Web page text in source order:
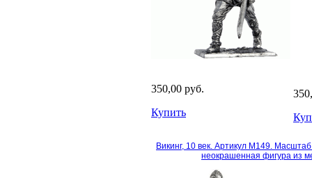
350,00 руб.
Купить
Викинг, 10 век. Артикул М149.
неокрашенная фигура из